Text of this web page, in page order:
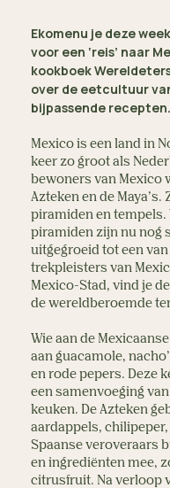
Ekomenu je deze
voor een ‘reis’ naar
kookboek
over de eetcultuur
bijpassende recepten.
Mexico is een land in
keer zo groot als
bewoners van Mexico
Azteken en de
piramiden en tempels.
piramiden zijn nu nog
uitgegroeid tot een
trekpleisters van
Mexico-Stad, vind je
de wereldberoemde
Wie aan de
aan guacamole,
en rode pepers. Deze
een samenvoeging
keuken. De Azteken
aardappels, chilipeper,
Spaanse veroveraars
en ingrediënten mee,
citrusfruit. Na verloop